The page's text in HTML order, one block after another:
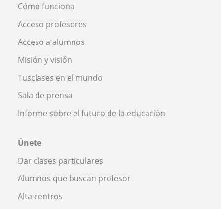
Cómo funciona
Acceso profesores
Acceso a alumnos
Misión y visión
Tusclases en el mundo
Sala de prensa
Informe sobre el futuro de la educación
Únete
Dar clases particulares
Alumnos que buscan profesor
Alta centros